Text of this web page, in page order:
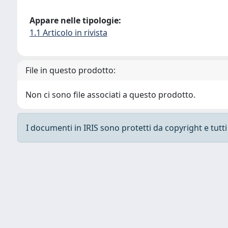
Appare nelle tipologie:
1.1 Articolo in rivista
File in questo prodotto:
Non ci sono file associati a questo prodotto.
I documenti in IRIS sono protetti da copyright e